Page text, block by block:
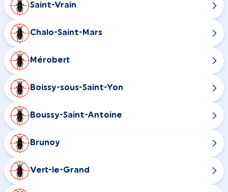
Saint-Vrain
Chalo-Saint-Mars
Mérobert
Boissy-sous-Saint-Yon
Boussy-Saint-Antoine
Brunoy
Vert-le-Grand